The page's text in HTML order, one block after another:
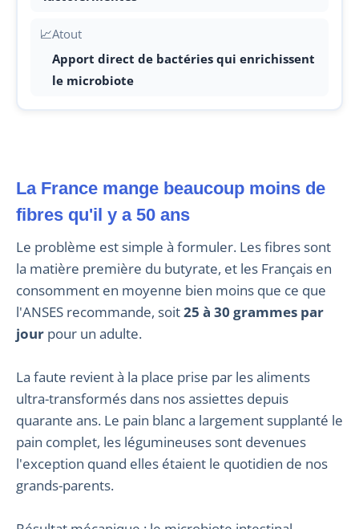
📈Atout
Apport direct de bactéries qui enrichissent
le microbiote
La France mange beaucoup moins de
fibres qu'il y a 50 ans
Le problème est simple à formuler. Les fibres sont
la matière première du butyrate, et les Français en
consomment en moyenne bien moins que ce que
l'ANSES recommande, soit25 à 30 grammes par
jour pour un adulte.
La faute revient à la place prise par les aliments
ultra-transformés dans nos assiettes depuis
quarante ans. Le pain blanc a largement supplanté le
pain complet, les légumineuses sont devenues
l'exception quand elles étaient le quotidien de nos
grands-parents.